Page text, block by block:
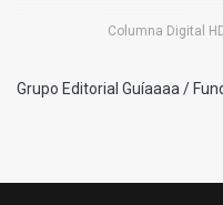
Columna Digital
Grupo Editorial Guíaaaa /